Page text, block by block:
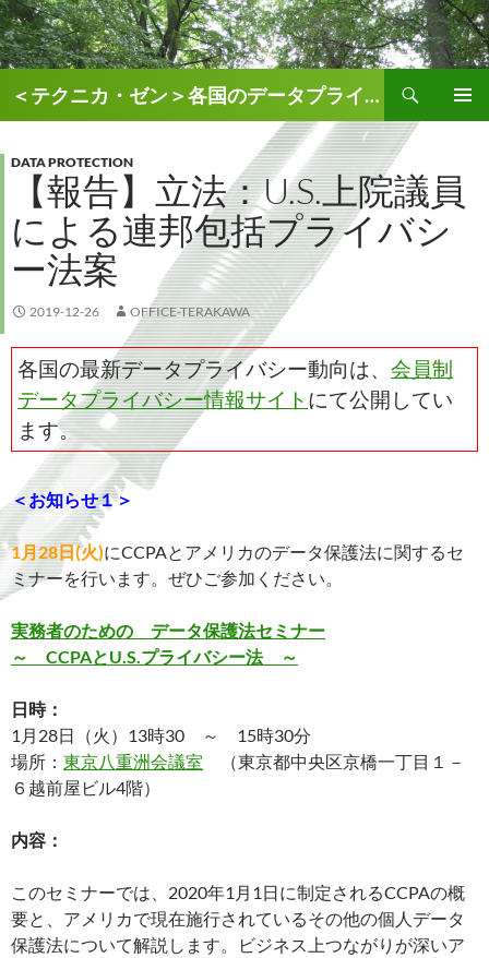
＜テクニカ・ゼン＞各国のデータプライバシー、AI関連情報
索
テ
へ
ス
キ
プ
DATA PROTECTION
【報告】立法：U.S.上院議員
による連邦包括プライバシ
ー法案
2019-12-26 OFFICE-TERAKAWA
各国の最新データプライバシー動向は、 会員制
データプライバシー情報サイト にて公開してい
ます。
＜お知らせ１＞
1月28日(火)にCCPAとアメリカのデータ保護法に関するセ
ミナーを行います。ぜひご参加ください。
実務者のための データ保護法セミナー
～ CCPAとU.S.プライバシー法 ～
日時：
1月28日（火）13時30 ～ 15時30分
場所： 東京八重洲会議室 （東京都中央区京橋一丁目１－
６越前屋ビル4階）
内容：
このセミナーでは、2020年1月1日に制定されるCCPAの概
要と、アメリカで現在施行されているその他の個人データ
保護法について解説します。ビジネス上つながりが深いア